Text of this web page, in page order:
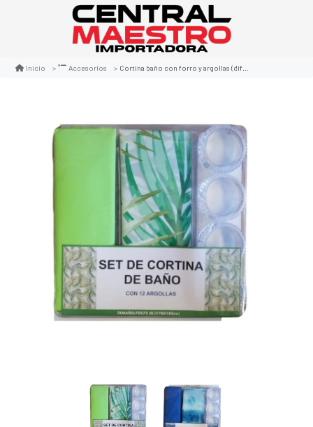
Inicio Accesorios Cortina baño con forro y argollas (dif, disenos)